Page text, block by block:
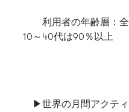
利用者の年齢層 ：
10～40代は90％以上
▶世界の月間アクティ